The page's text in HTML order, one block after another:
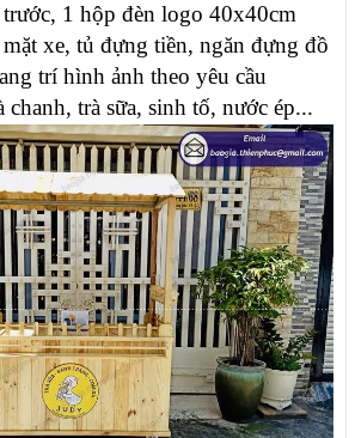
1 hộp đèn logo 40x40cm
xe, tủ đựng tiền, ngăn đựng đồ
trí hình ảnh theo yêu cầu
trà sữa, sinh tố, nước ép...